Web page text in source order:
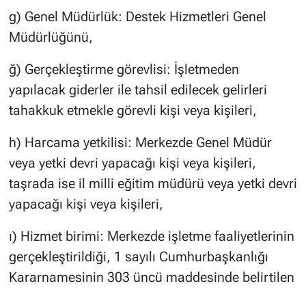
g) Genel Müdürlük: Destek Hizmetleri Genel
Müdürlüğünü,
ğ) Gerçekleştirme görevlisi: İşletmeden
yapılacak giderler ile tahsil edilecek gelirleri
tahakkuk etmekle görevli kişi veya kişileri,
h) Harcama yetkilisi: Merkezde Genel Müdür
veya yetki devri yapacağı kişi veya kişileri,
taşrada ise il milli eğitim müdürü veya yetki devri
yapacağı kişi veya kişileri,
ı) Hizmet birimi: Merkezde işletme faaliyetlerinin
gerçekleştirildiği, 1 sayılı Cumhurbaşkanlığı
Kararnamesinin 303 üncü maddesinde belirtilen